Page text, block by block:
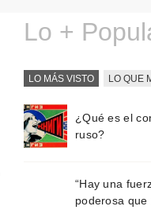
Lo +
LO MÁS VISTO LO QUE
¿Qué es el
ruso?
“Hay una
poderosa que